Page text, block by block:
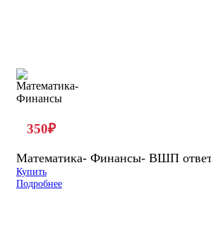
350₽
Математика- Финансы- ВШП
Купить
Подробнее